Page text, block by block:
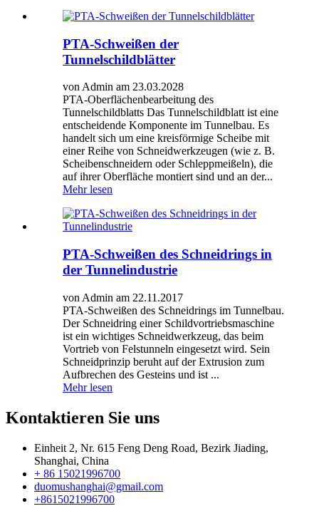
PTA-Schweißen der
Tunnelschildblätter
von Admin am 23.03.2028
PTA-Oberflächenbearbeitung des
Tunnelschildblatts Das Tunnelschildblatt ist eine
entscheidende Komponente im Tunnelbau. Es
handelt sich um eine kreisförmige Scheibe mit
einer Reihe von Schneidwerkzeugen (wie z. B.
Scheibenschneidern oder Schleppmeißeln), die
auf ihrer Oberfläche montiert sind und an der...
Mehr lesen
PTA-Schweißen des Schneidrings in
der Tunnelindustrie
von Admin am 22.11.2017
PTA-Schweißen des Schneidrings im Tunnelbau.
Der Schneidring einer Schildvortriebsmaschine
ist ein wichtiges Schneidwerkzeug, das beim
Vortrieb von Felstunneln eingesetzt wird. Sein
Schneidprinzip beruht auf der Extrusion zum
Aufbrechen des Gesteins und ist ...
Mehr lesen
Kontaktieren Sie uns
Einheit 2, Nr. 615 Feng Deng Road, Bezirk Jiading,
Shanghai, China
+ 86 15021996700
duomushanghai@gmail.com
+8615021996700